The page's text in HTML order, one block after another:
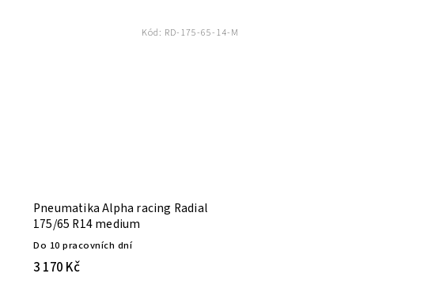
Pneumatika Alpha racing Radial
175/65 R14 medium
Do 10 pracovních dní
3 170 Kč
Kód: RD-175-65-14-M